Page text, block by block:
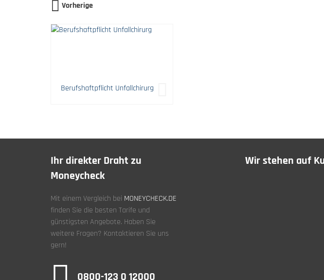
Vorherige
Berufshaftpflicht Unfallchirurg
Ihr direkter Draht zu
Moneycheck
Mit einem Vergleich bei MONEYCHECK.DE
finden Sie die besten Tarife und
günstigsten Angebote. Haben Sie
weitere Fragen? Kontaktieren Sie uns
gern!
0800-123 0 12000
Wir stehen auf